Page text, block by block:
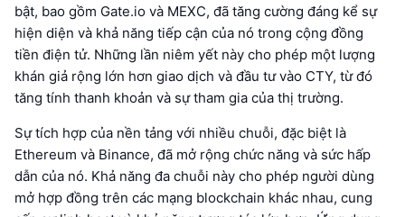
bật, bao gồm Gate.io và MEXC, đã tăng cường đáng kể sự
hiện diện và khả năng tiếp cận của nó trong cộng đồng
tiền điện tử. Những lần niêm yết này cho phép một lượng
khán giả rộng lớn hơn giao dịch và đầu tư vào CTY, từ đó
tăng tính thanh khoản và sự tham gia của thị trường.
Sự tích hợp của nền tảng với nhiều chuỗi, đặc biệt là
Ethereum và Binance, đã mở rộng chức năng và sức hấp
dẫn của nó. Khả năng đa chuỗi này cho phép người dùng
mở hợp đồng trên các mạng blockchain khác nhau, cung